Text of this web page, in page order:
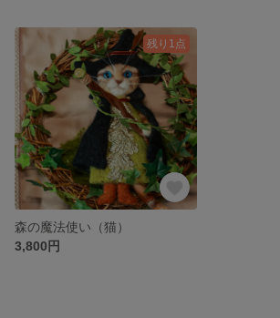
残り1点
森の魔法使い（猫）
3,800円